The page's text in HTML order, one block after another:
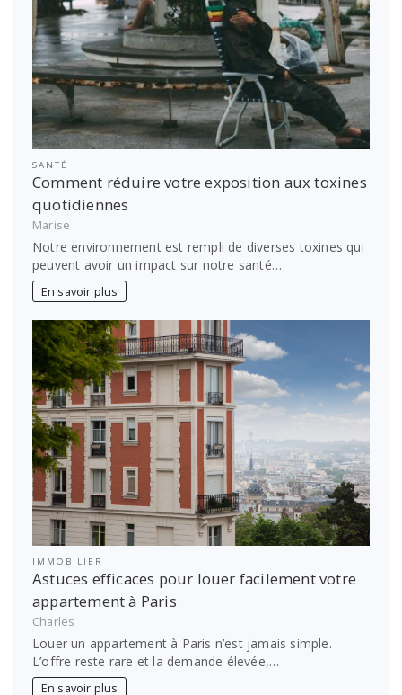
SANTÉ
Comment réduire votre exposition aux toxines
quotidiennes
Marise
Notre environnement est rempli de diverses toxines qui
peuvent avoir un impact sur notre santé…
En savoir plus
IMMOBILIER
Astuces efficaces pour louer facilement votre
appartement à Paris
Charles
Louer un appartement à Paris n’est jamais simple.
L’offre reste rare et la demande élevée,…
En savoir plus